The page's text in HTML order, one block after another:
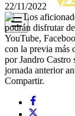
22/11/2022
Los
podrán disfrutar
YouTube,
con la previa más
por Jandro Castro
jornada anterior
Compartir.